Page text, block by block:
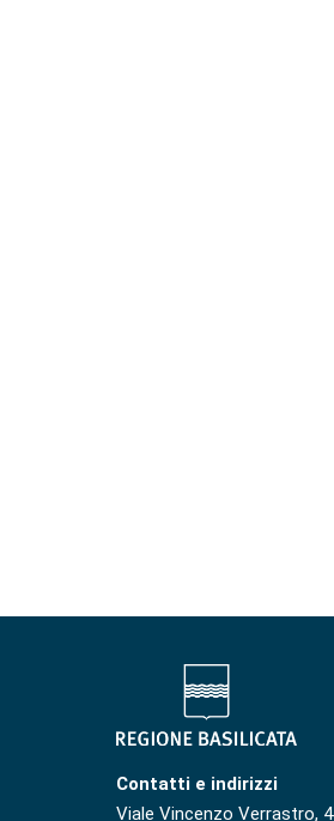
Contatti e indirizzi
Viale Vincenzo Verrastro, 4